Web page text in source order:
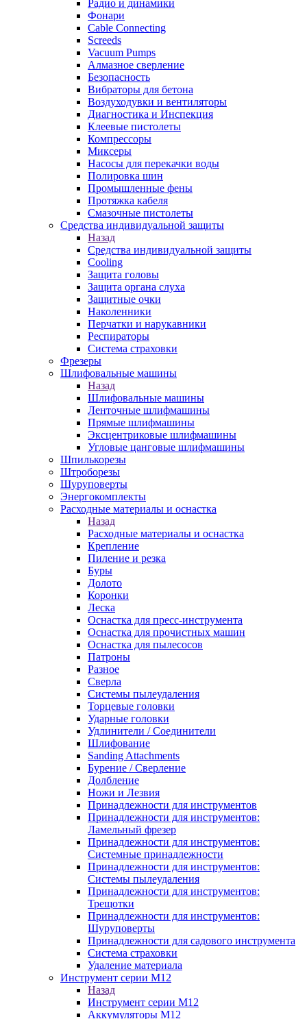
Радио и динамики
Фонари
Cable Connecting
Screeds
Vacuum Pumps
Алмазное сверление
Безопасность
Вибраторы для бетона
Воздуходувки и вентиляторы
Диагностика и Инспекция
Клеевые пистолеты
Компрессоры
Миксеры
Насосы для перекачки воды
Полировка шин
Промышленные фены
Протяжка кабеля
Смазочные пистолеты
Средства индивидуальной защиты
Назад
Средства индивидуальной защиты
Cooling
Защита головы
Защита органа слуха
Защитные очки
Наколенники
Перчатки и нарукавники
Респираторы
Система страховки
Фрезеры
Шлифовальные машины
Назад
Шлифовальные машины
Ленточные шлифмашины
Прямые шлифмашины
Эксцентриковые шлифмашины
Угловые цанговые шлифмашины
Шпилькорезы
Штроборезы
Шуруповерты
Энергокомплекты
Расходные материалы и оснастка
Назад
Расходные материалы и оснастка
Крепление
Пиление и резка
Буры
Долото
Коронки
Леска
Оснастка для пресс-инструмента
Оснастка для прочистных машин
Оснастка для пылесосов
Патроны
Разное
Сверла
Системы пылеудаления
Торцевые головки
Ударные головки
Удлинители / Соединители
Шлифование
Sanding Attachments
Бурение / Сверление
Долбление
Ножи и Лезвия
Принадлежности для инструментов
Принадлежности для инструментов:
Ламельный фрезер
Принадлежности для инструментов:
Системные принадлежности
Принадлежности для инструментов:
Системы пылеудаления
Принадлежности для инструментов:
Трещотки
Принадлежности для инструментов:
Шуруповерты
Принадлежности для садового инструмента
Система страховки
Удаление материала
Инструмент серии M12
Назад
Инструмент серии M12
Аккумуляторы M12